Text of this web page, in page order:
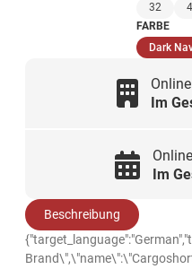
32
FARBE
Dark
Im
Im
Beschreibung